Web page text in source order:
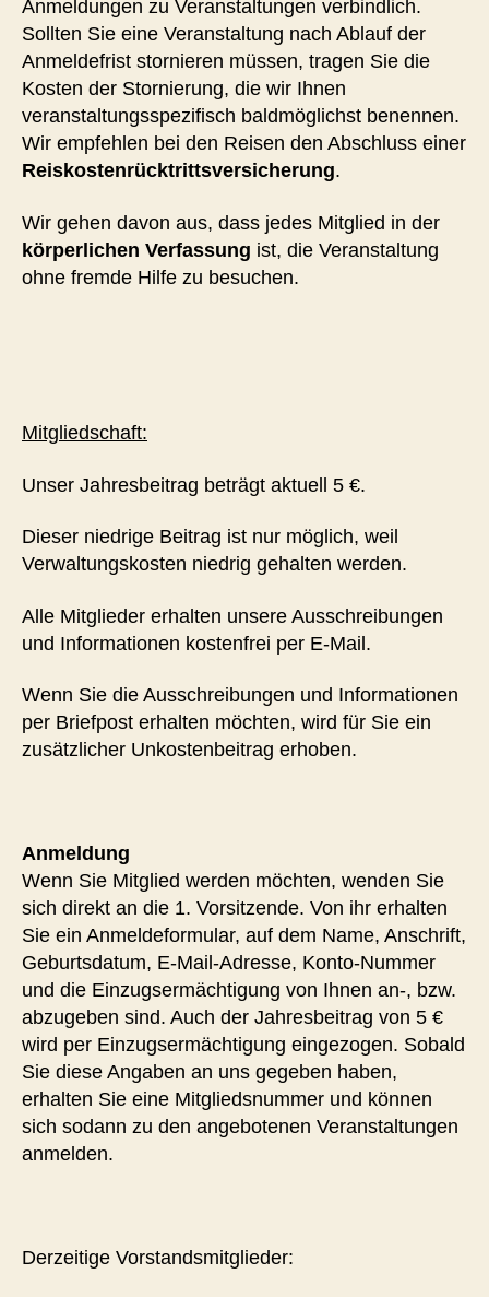
Anmeldungen zu Veranstaltungen verbindlich.
Sollten Sie eine Veranstaltung nach Ablauf der
Anmeldefrist stornieren müssen, tragen Sie die
Kosten der Stornierung, die wir Ihnen
veranstaltungsspezifisch baldmöglichst benennen.
Wir empfehlen bei den Reisen den Abschluss einer
Reiskostenrücktrittsversicherung.
Wir gehen davon aus, dass jedes Mitglied in der
körperlichen Verfassung ist, die Veranstaltung
ohne fremde Hilfe zu besuchen.
Mitgliedschaft:
Unser Jahresbeitrag beträgt aktuell 5 €.
Dieser niedrige Beitrag ist nur möglich, weil
Verwaltungskosten niedrig gehalten werden.
Alle Mitglieder erhalten unsere Ausschreibungen
und Informationen kostenfrei per E-Mail.
Wenn Sie die Ausschreibungen und Informationen
per Briefpost erhalten möchten, wird für Sie ein
zusätzlicher Unkostenbeitrag erhoben.
Anmeldung
Wenn Sie Mitglied werden möchten, wenden Sie
sich direkt an die 1. Vorsitzende. Von ihr erhalten
Sie ein Anmeldeformular, auf dem Name, Anschrift,
Geburtsdatum, E-Mail-Adresse, Konto-Nummer
und die Einzugsermächtigung von Ihnen an-, bzw.
abzugeben sind. Auch der Jahresbeitrag von 5 €
wird per Einzugsermächtigung eingezogen. Sobald
Sie diese Angaben an uns gegeben haben,
erhalten Sie eine Mitgliedsnummer und können
sich sodann zu den angebotenen Veranstaltungen
anmelden.
Derzeitige Vorstandsmitglieder: